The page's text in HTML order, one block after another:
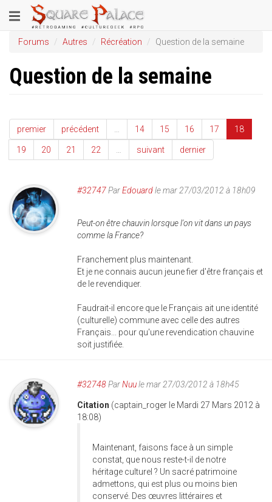
au
contenu
principal
Toggle
navigation
Forums Autres Récréation Question de la semaine
Question de la semaine
premier précédent 14 15 16 17 18
19 20 21 22 suivant dernier
#32747ParEdouardle mar 27/03/2012 à 18h09
Peut-on être chauvin lorsque l'on vit dans un pays
comme la France?
Franchement plus maintenant.
Et je ne connais aucun jeune fier d'être français et
de le revendiquer.
Faudrait-il encore que le Français ait une identité
(culturelle) commune avec celle des autres
Français... pour qu'une revendication chauvine
soit justifiée.
#32748ParNuule mar 27/03/2012 à 18h45
Citation (captain_roger le Mardi 27 Mars 2012 à
18:08)
Maintenant, faisons face à un simple
constat, que nous reste-t-il de notre
héritage culturel ? Un sacré patrimoine
admettons, qui est plus ou moins bien
conservé. Des œuvres littéraires et